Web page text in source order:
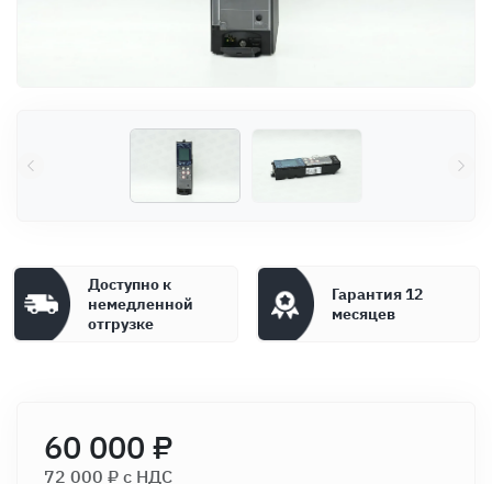
Доступно к
немедленной
отгрузке
Гарантия 12
месяцев
60 000 ₽
72 000 ₽ c НДС